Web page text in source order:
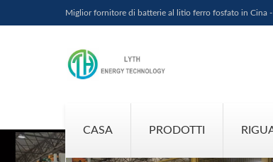
Miglior fornitore di batterie al litio ferro fosfato in Cina -
CASA PRODOTTI